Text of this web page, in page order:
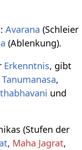
Avarana (Schleier
(Ablenkung).
Erkenntnis, gibt
Tanumanasa,
und
(Stufen der
, Maha Jagrat,